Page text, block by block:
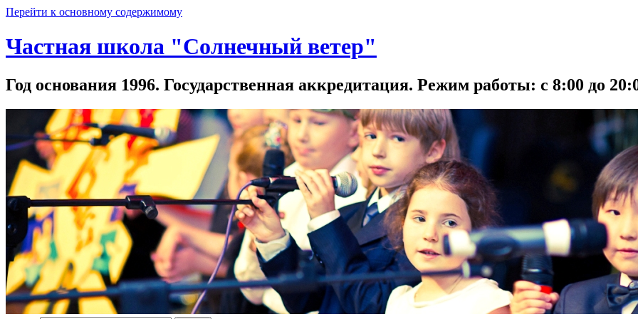
Перейти к основному содержимому
Частная школа "Солнечный ветер"
Год основания 1996. Государственная аккредитация. Режим работы: с 8:00 до